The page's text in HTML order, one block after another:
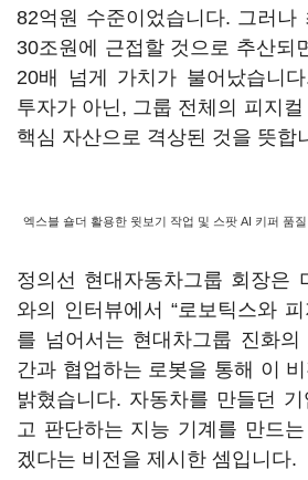
82억원 수준이었습니다. 그러나
30조원에 근접할 것으로 추산되
20배 넘게 가치가 불어났습니
투자가 아닌, 그룹 전체의 피지
핵심 자산으로 격상된 것을 뜻합
엑스블 숄더 활용한 윗보기 작업 및 스팟 AI 키퍼 품
정의선 현대자동차그룹 회장은
와의 인터뷰에서 “로보틱스와
를 넘어서는 현대차그룹 진화의
간과 협업하는 로봇을 통해 이
밝혔습니다. 자동차를 만들던 기
고 판단하는 지능 기계를 만드
겠다는 비전을 제시한 셈입니다.